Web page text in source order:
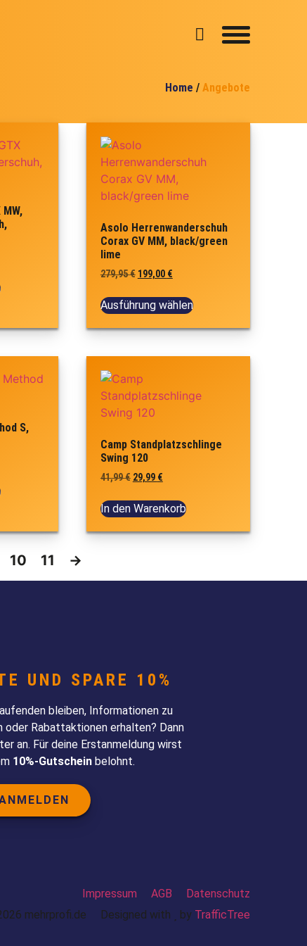
Home /Angebote
Asolo Herrenwanderschuh
Corax GV MM, black/green
lime
279,95€ 199,00 €
Ausführung wählen
S,
Camp Standplatzschlinge
Swing 120
41,99€ 29,99 €
In den Warenkorb
10 11 →
UND SPARE 10%
bleiben, Informationen zu
Rabattaktionen erhalten? Dann
an. Für deine Erstanmeldung wirst
10%-Gutscheinbelohnt.
Impressum AGB
Datenschutz
mehrprofi.de
Designed with by TrafficTree